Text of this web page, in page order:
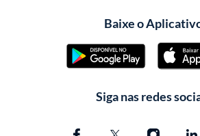
Baixe o
Siga nas redes